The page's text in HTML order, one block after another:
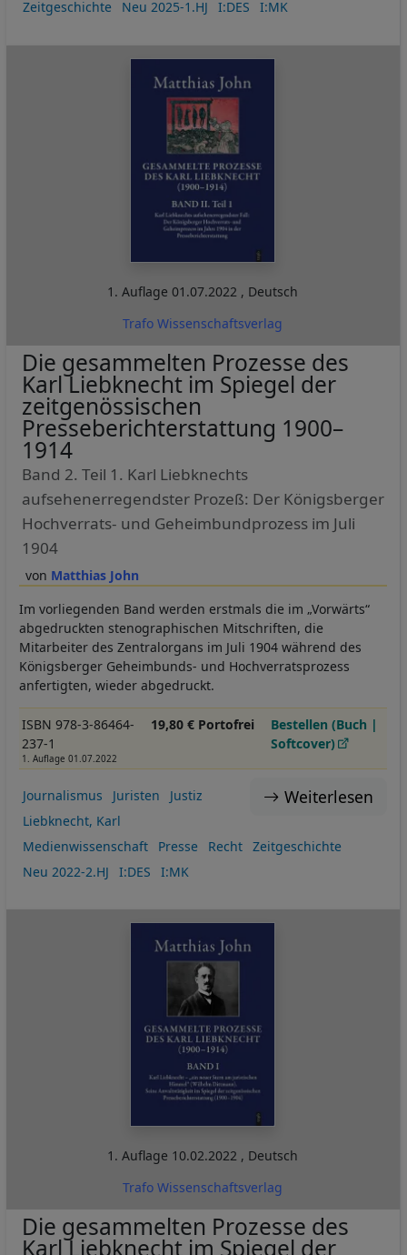
Zeitgeschichte
Neu 2025-1.HJ I:DES I:MK
1. Auflage01.07.2022 , Deutsch
Trafo Wissenschaftsverlag
Matthias John
Die gesammelten Prozesse des
Karl Liebknecht im Spiegel der
zeitgenössischen
Presseberichterstattung 1900–
1914
Band 2. Teil 1. Karl Liebknechts
aufsehenerregendster Prozeß: Der Königsberger
Hochverrats- und Geheimbundprozess im Juli
1904
Im vorliegenden Band werden erstmals die im „Vorwärts“
abgedruckten stenographischen Mitschriften, die
Mitarbeiter des Zentralorgans im Juli 1904 während des
Königsberger Geheimbunds- und Hochverratsprozess
anfertigten, wieder abgedruckt.
ISBN 978-3-86464-
237-1
1. Auflage 01.07.2022
19,80 € Portofrei
Bestellen (Buch |
Softcover)
Weiterlesen
Journalismus Juristen
Justiz
Liebknecht, Karl
Medienwissenschaft
Presse Recht
Zeitgeschichte
Neu 2022-2.HJ
I:DES I:MK
1. Auflage 10.02.2022 , Deutsch
Trafo Wissenschaftsverlag
Die gesammelten Prozesse des
Karl Liebknecht im Spiegel der